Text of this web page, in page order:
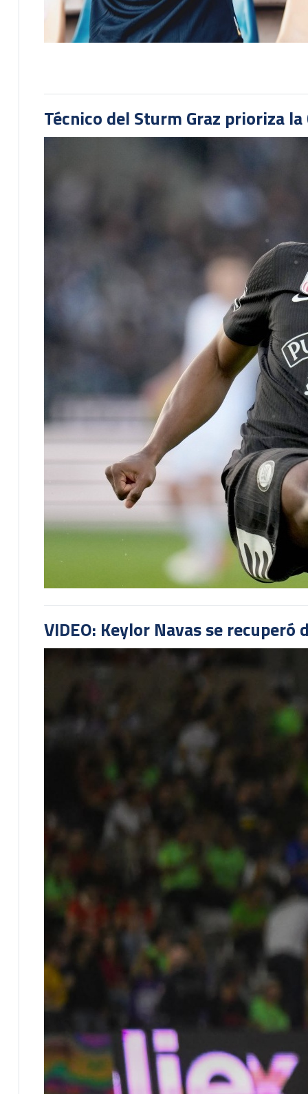
Técnico del Sturm Graz prioriza
VIDEO: Keylor Navas se